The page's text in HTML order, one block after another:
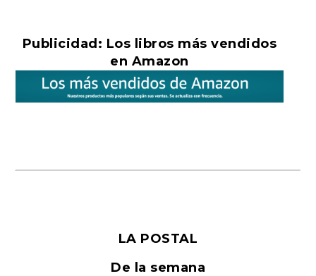
Publicidad: Los libros más vendidos
en Amazon
LA POSTAL
De la semana